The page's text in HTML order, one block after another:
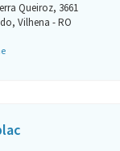
Queiroz, 3661
Vilhena - RO